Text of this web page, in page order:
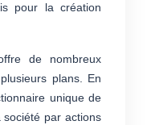
pour la création
de nombreux
plans. En
unique de
par actions